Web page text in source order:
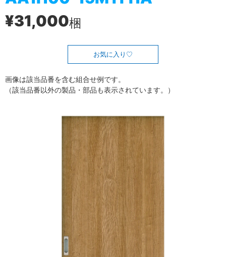
¥31,000梱
お気に入り
画像は該当品番を含む組合せ例です。
（該当品番以外の製品・部品も表示されています。）